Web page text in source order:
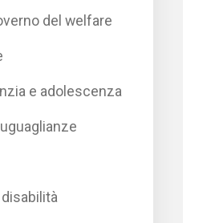
del welfare
e adolescenza